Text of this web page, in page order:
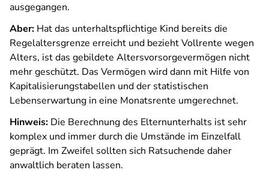
ausgegangen.
Aber: Hat das unterhaltspflichtige Kind bereits die
Regelaltersgrenze erreicht und bezieht Vollrente wegen
Alters, ist das gebildete Altersvorsorgevermögen nicht
mehr geschützt. Das Vermögen wird dann mit Hilfe von
Kapitalisierungstabellen und der statistischen
Lebenserwartung in eine Monatsrente umgerechnet.
Hinweis: Die Berechnung des Elternunterhalts ist sehr
komplex und immer durch die Umstände im Einzelfall
geprägt. Im Zweifel sollten sich Ratsuchende daher
anwaltlich beraten lassen.